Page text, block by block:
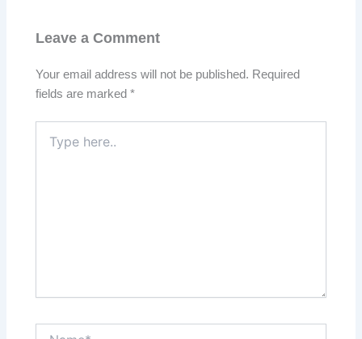
Leave a Comment
Your email address will not be published. Required
fields are marked*
here..